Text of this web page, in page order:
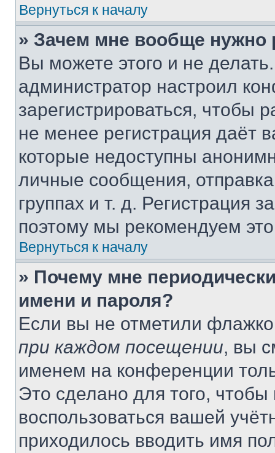
Вернуться к началу
» Зачем мне вообще нужно
Вы можете этого и не
администратор настроил
зарегистрироваться, чтобы
не менее регистрация даёт
которые недоступны
личные сообщения,
группах и т. д. Регистрация
поэтому мы рекомендуем
Вернуться к началу
» Почему мне
имени и пароля?
Если вы не отметили
при каждом посещении, вы
именем на конференции
Это сделано для того, чтобы
воспользоваться вашей
приходилось вводить имя